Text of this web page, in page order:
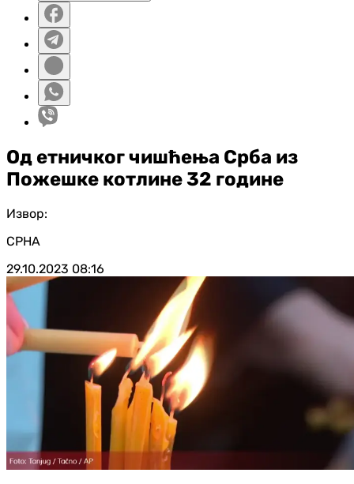
Од етничког чишћења Срба из
Пожешке котлине 32 године
Извор:
СРНА
29.10.2023 08:16